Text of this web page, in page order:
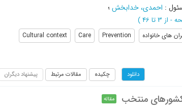
: احمدی، خدابخش؛
از 3 تا 46 )
های خانواده Prevention
Care
Cultural context
دانلود چکیده مقالات مرتبط پیشنهاد دیگران
منتخب مقاله